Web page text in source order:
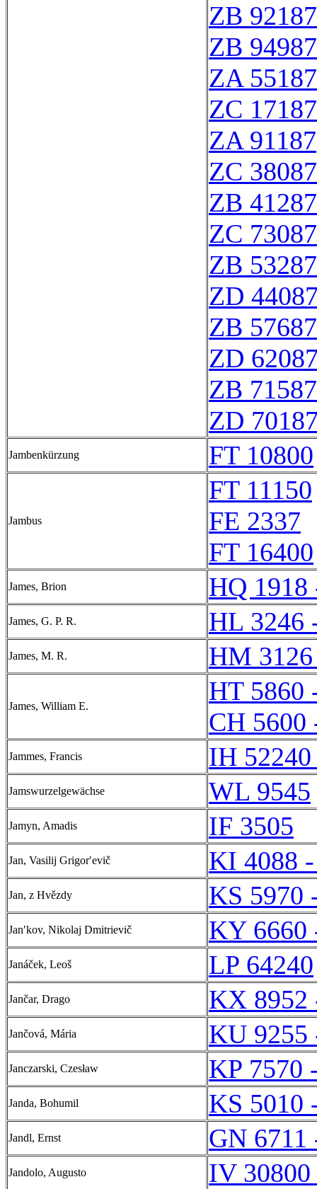
ZB 92187
ZB 94987
ZA 55187
ZC 17187
ZA 91187
ZC 38087
ZB 41287
ZC 73087
ZB 53287
ZD
ZB 57687
ZD
ZB 71587
ZD
Jambenkürzung FT 10800
Jambus
FT 11150
FE 2337
FT 16400
James, Brion HQ 1918
James, G. P. R. HL 3246
James, M. R. HM
James, William E.
HT 5860
CH 5600
Jammes, Francis IH
Jamswurzelgewächse WL 9545
Jamyn, Amadis IF 3505
Jan, Vasilij Grigorʹevič KI 4088
Jan, z Hvězdy KS 5970
Janʹkov, Nikolaj Dmitrievič KY 6660
Janáček, Leoš LP 64240
Jančar, Drago KX 8952
Jančová, Mária KU 9255
Janczarski, Czesław KP 7570
Janda, Bohumil KS 5010
Jandl, Ernst GN 6711
Jandolo, Augusto IV